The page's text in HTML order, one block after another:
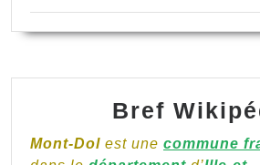
Bref
Mont-Dol est une commune